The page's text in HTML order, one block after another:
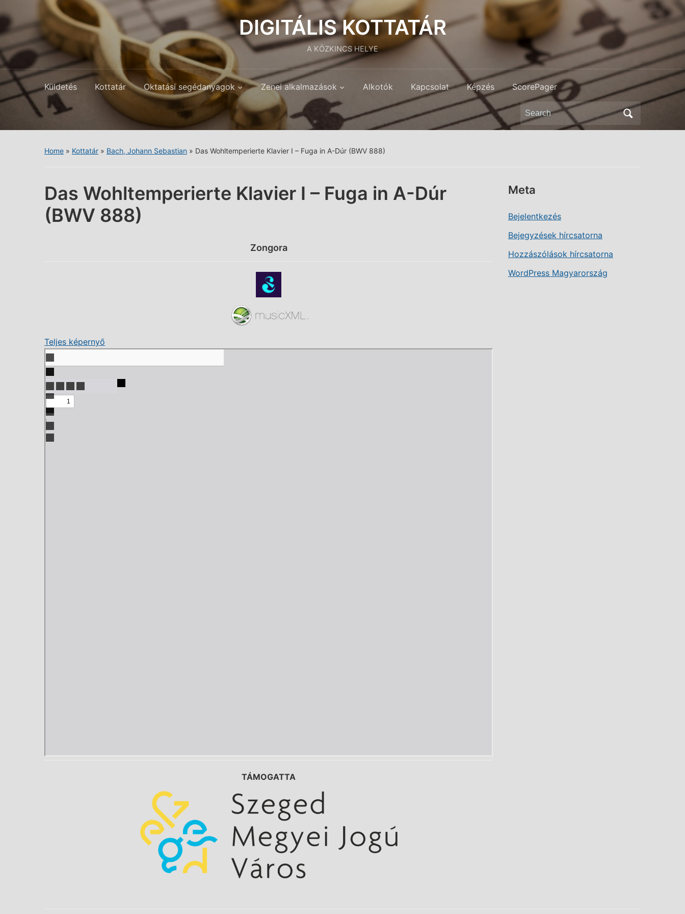
DIGITÁLIS KOTTATÁR
A KÖZKINCS HELYE
Küldetés Kottatár Oktatási segédanyagok Zenei alkalmazások Alkotók Kapcsolat Képzés ScorePager
Search
for:
Home » Kottatár » Bach, Johann Sebastian » Das Wohltemperierte Klavier I – Fuga in A-Dúr (BWV 888)
Das Wohltemperierte Klavier I – Fuga in A-Dúr
(BWV 888)
Zongora
Teljes képernyő
Skip
to
PDF
content
TÁMOGATTA
Meta
Bejelentkezés
Bejegyzések hírcsatorna
Hozzászólások hírcsatorna
WordPress Magyarország